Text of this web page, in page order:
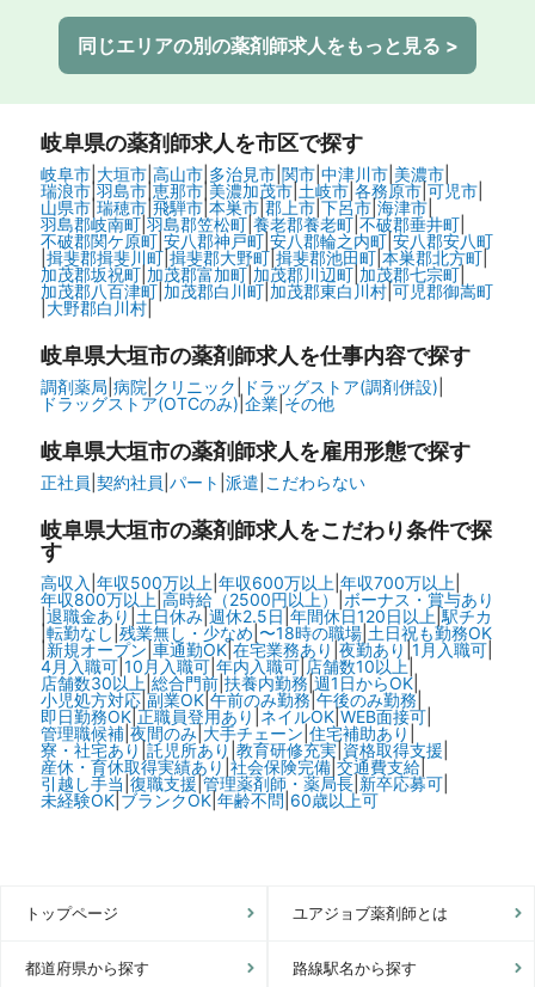
同じエリアの別の薬剤師求人をもっと見る >
岐阜県の薬剤師求人を市区で探す
岐阜市| 大垣市| 高山市| 多治見市| 関市| 中津川市| 美濃市|
瑞浪市|羽島市|恵那市|美濃加茂市| 土岐市| 各務原市| 可児市|
山県市|瑞穂市|飛騨市|本巣市| 郡上市| 下呂市| 海津市|
羽島郡岐南町| 羽島郡笠松町| 養老郡養老町| 不破郡垂井町|
不破郡関ケ原町| 安八郡神戸町| 安八郡輪之内町| 安八郡安八町
揖斐郡揖斐川町| 揖斐郡大野町| 揖斐郡池田町| 本巣郡北方町|
加茂郡坂祝町| 加茂郡富加町| 加茂郡川辺町| 加茂郡七宗町|
加茂郡八百津町| 加茂郡白川町| 加茂郡東白川村| 可児郡御嵩町
大野郡白川村|
岐阜県大垣市の薬剤師求人を仕事内容で探す
調剤薬局 病院 クリニック ドラッグストア(調剤併設)
ドラッグストア(OTCのみ)| 企業| その他
岐阜県大垣市の薬剤師求人を雇用形態で探す
正社員 契約社員 パート 派遣 こだわらない
岐阜県大垣市の薬剤師求人をこだわり条件で探
す
高収入 年収500万以上 年収600万以上 年収700万以上
年収800万以上 高時給（2500円以上）| ボーナス・賞与あり
退職金あり 土日休み| 週休2.5日 年間休日120日以上 駅チカ
|転勤なし 残業無し・少なめ 〜18時の職場| 土日祝も勤務OK
|新規オープン 車通勤OK|在宅業務あり 夜勤あり 1月入職可|
4月入職可| 10月入職可| 年内入職可| 店舗数10以上|
店舗数30以上 総合門前| 扶養内勤務 週1日からOK|
小児処方対応| 副業OK| 午前のみ勤務| 午後のみ勤務|
即日勤務OK| 正職員登用あり ネイルOK| WEB面接可|
管理職候補| 夜間のみ| 大手チェーン 住宅補助あり
寮・社宅あり 託児所あり 教育研修充実| 資格取得支援
産休・育休取得実績あり 社会保険完備| 交通費支給|
引越し手当 復職支援 |管理薬剤師・薬局長| 新卒応募可|
未経験OK| ブランクOK| 年齢不問 60歳以上可
トップページ ユアジョブ薬剤師とは
都道府県から探す 路線駅名から探す